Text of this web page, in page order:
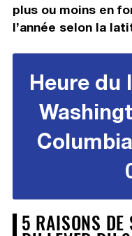
plus ou moins en
l’année selon la
Heure du
5 RAISONS DE